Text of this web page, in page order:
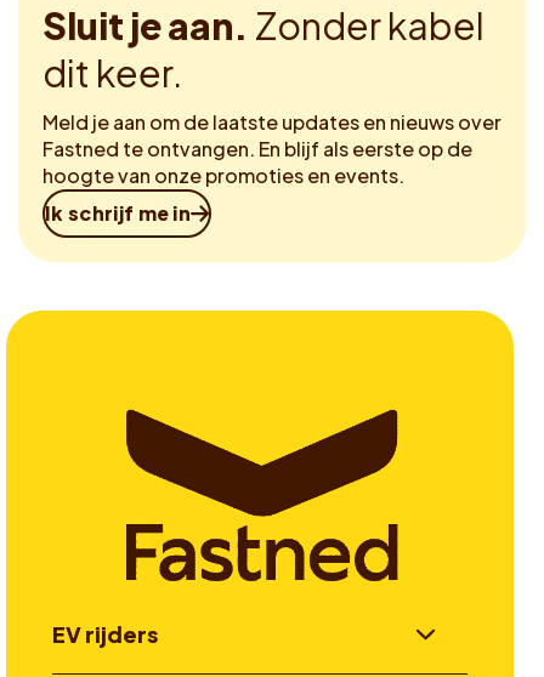
Sluit je aan. Zonder kabel
dit keer.
Meld je aan om de laatste updates en nieuws over
Fastned te ontvangen. En blijf als eerste op de
hoogte van onze promoties en events.
Ik schrijf me in
EV rijders